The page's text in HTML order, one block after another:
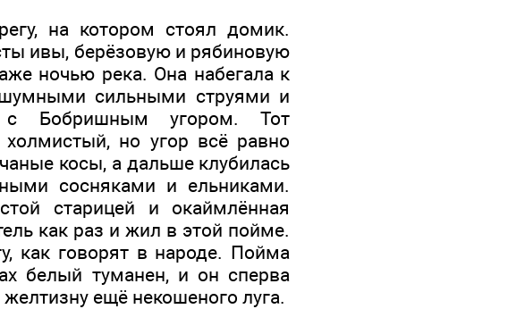
на котором стоял домик.
ивы, берёзовую и рябиновую
ночью река. Она набегала к
сильными струями и
с Бобришным угором. Тот
но угор всё равно
косы, а дальше клубилась
сосняками и ельниками.
старицей и окаймлённая
как раз и жил в этой пойме.
как говорят в народе. Пойма
белый туманен, и он сперва
ещё некошеного луга.